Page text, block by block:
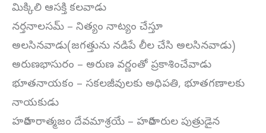
మిక్కిలి ఆసక్తి కలవాడు
నర్తనాలసమ్ – నిత్యం నాట్యం చేస్తూ
అలసినవాడు(జగత్తును నడిపే లీల చేసి అలసినవాడు)
అరుణభాసురం – అరుణ వర్ణంతో ప్రకాశించేవాడు
భూతనాయకం – సకలజీవులకు అధిపతి, భూతగణాలకు
నాయకుడు
హరిహరాత్మజం దేవమాశ్రయే – హరిహరుల పుత్రుడైన